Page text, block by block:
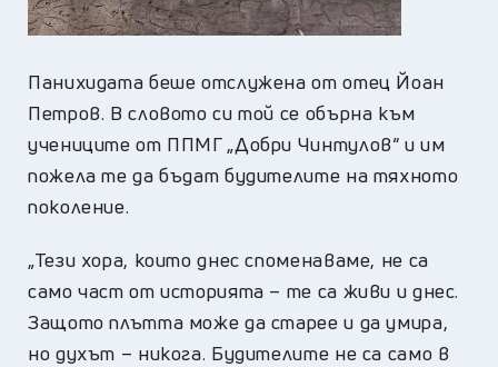
Панихидата беше отслужена от отец Йоан
Петров. В словото си той се обърна към
учениците от ППМГ „Добри Чинтулов“ и им
пожела те да бъдат будителите на тяхното
поколение.
„Тези хора, които днес споменаваме, не са
само част от историята – те са живи и днес.
Защото плътта може да старее и да умира,
но духът – никога. Будителите не са само в